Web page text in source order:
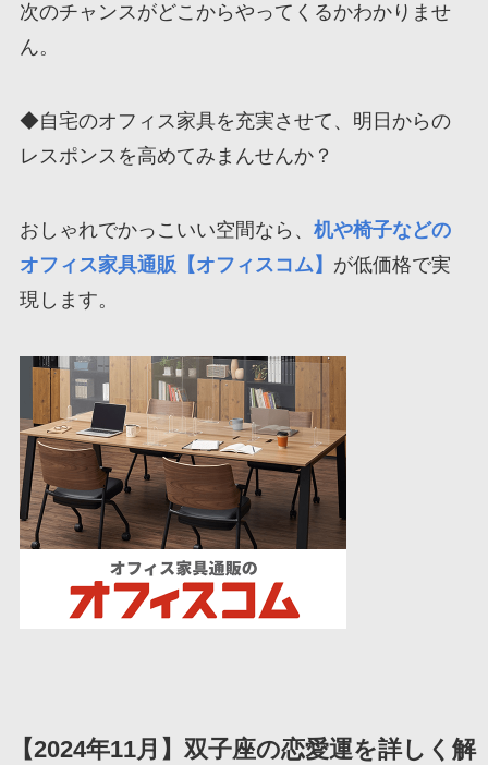
次のチャンスがどこからやってくるかわかりませ
ん。
◆自宅のオフィス家具を充実させて、明日からの
レスポンスを高めてみまんせんか？
おしゃれでかっこいい空間なら、 机や椅子などの
オフィス家具通販【オフィスコム】 が低価格で実
現します。
【2024年11月】双子座の恋愛運を詳しく解